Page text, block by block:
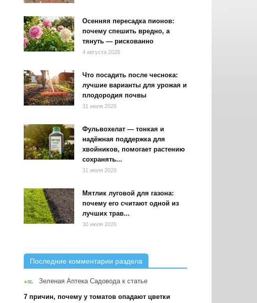
Осенняя пересадка пионов:
почему спешить вредно, а
тянуть — рискованно
4 августа 2026
Что посадить после чеснока:
лучшие варианты для урожая и
плодородия почвы
31 июля 2026
Фульвохелат — тонкая и
надёжная поддержка для
хвойников, помогает растению
сохранять...
31 июля 2026
Мятлик луговой для газона:
почему его считают одной из
лучших трав...
30 июля 2026
Последние комментарии раздела
Зеленая Аптека Садоводак статье
7 причин, почему у томатов опадают цветки